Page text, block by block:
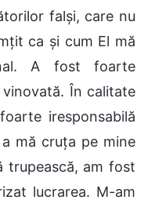
falși, care nu
ca și cum El mă
A fost foarte
În calitate
iresponsabilă
mă cruța pe mine
trupească, am fost
lucrarea. M-am